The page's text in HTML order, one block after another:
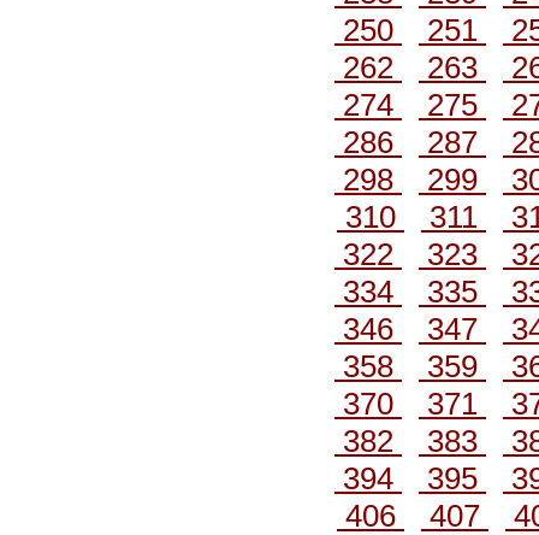
250
251
262
263
274
275
286
287
298
299
310
311
322
323
334
335
346
347
358
359
370
371
382
383
394
395
406
407